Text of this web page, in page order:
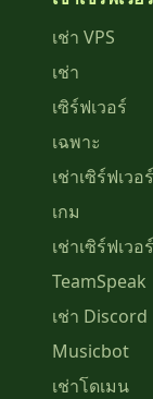
เช่า VPS
เช่า
เซิร์ฟเวอร์
เฉพาะ
เช่าเซิร์ฟเวอร์
เกม
เช่าเซิร์ฟเวอร์
TeamSpeak
เช่า Discord
Musicbot
เช่าโดเมน